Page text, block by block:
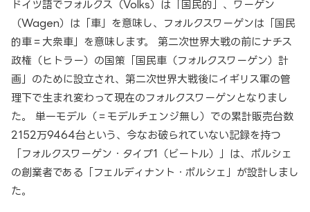
ドイツ語でフォルクス（Volks）は「国民的」、ワーゲン
（Wagen）は「車」を意味し、フォルクスワーゲンは「国民
的車＝大衆車」を意味します。 第二次世界大戦の前にナチス
政権（ヒトラー）の国策「国民車（フォルクスワーゲン）計
画」のために設立され、第二次世界大戦後にイギリス軍の管
理下で生まれ変わって現在のフォルクスワーゲンとなりまし
た。 単一モデル（＝モデルチェンジ無し）での累計販売台数
2152万9464台という、今なお破られていない記録を持つ
「フォルクスワーゲン・タイプ1（ビートル）」は、ポルシェ
の創業者である「フェルディナント・ポルシェ」が設計しまし
た。